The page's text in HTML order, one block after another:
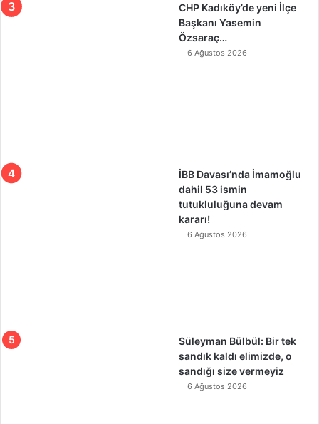
CHP Kadıköy’de yeni İlçe
Başkanı Yasemin
Özsaraç…
6 Ağustos 2026
İBB Davası’nda İmamoğlu
dahil 53 ismin
tutukluluğuna devam
kararı!
6 Ağustos 2026
Süleyman Bülbül: Bir tek
sandık kaldı elimizde, o
sandığı size vermeyiz
6 Ağustos 2026